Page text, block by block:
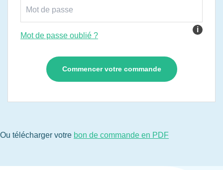
i
Mot de passe oublié ?
Ou télécharger votre bon de commande en PDF